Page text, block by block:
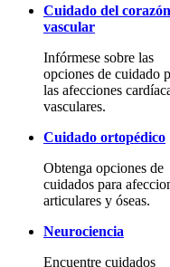
Cuidado del
vascular
Infórmese sobre las
opciones de cuidado
las afecciones
vasculares.
Cuidado ortopédico
Obtenga opciones de
cuidados para
articulares y óseas.
Neurociencia
Encuentre cuidados